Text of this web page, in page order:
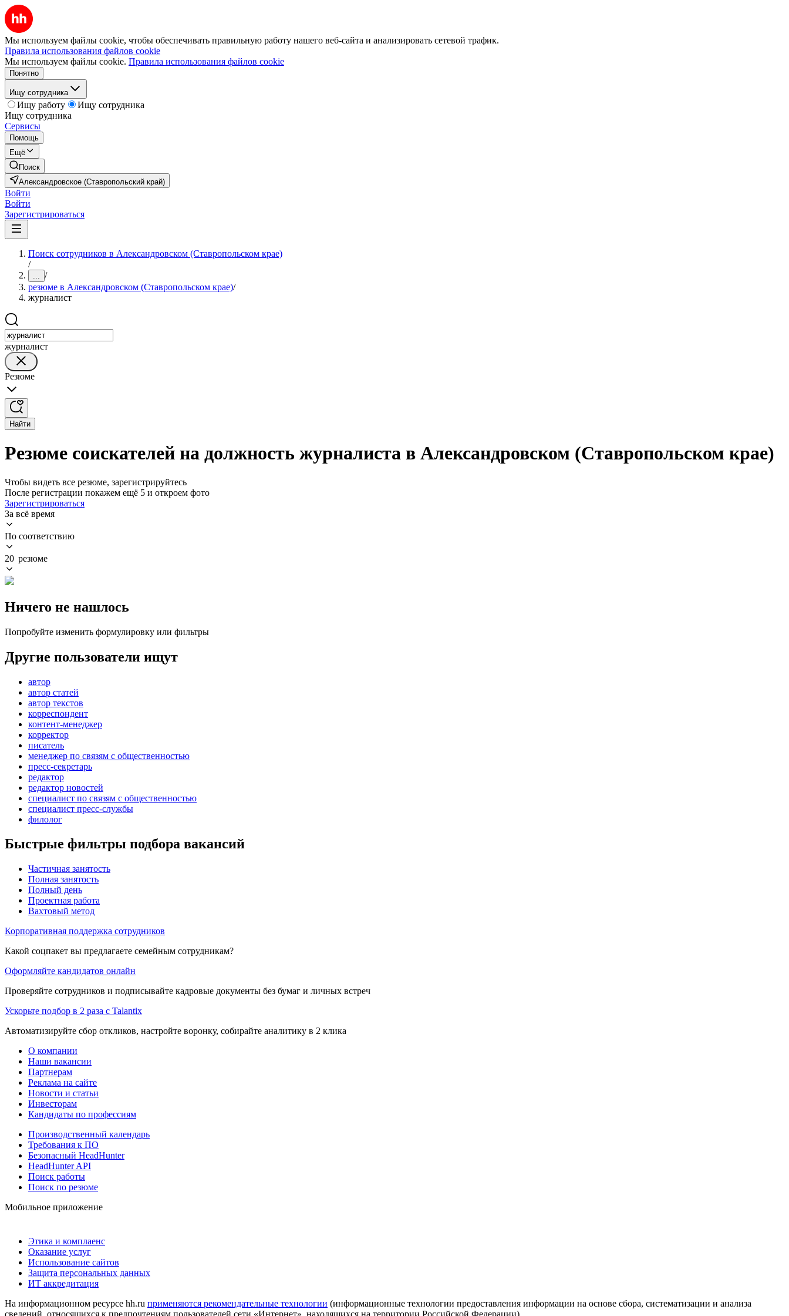
Мы используем файлы cookie, чтобы обеспечивать правильную работу нашего веб-сайта и анализировать сетевой трафик.
Правила использования файлов cookie
Мы используем файлы cookie. Правила использования файлов cookie
Понятно
Ищу сотрудника
Ищу работу
Ищу сотрудника
Ищу сотрудника
Сервисы
Помощь
Ещё
Поиск
Александровское (Ставропольский край)
Войти
Войти
Зарегистрироваться
Поиск сотрудников в Александровском (Ставропольском крае)
/
... /
резюме в Александровском (Ставропольском крае)/
журналист
журналист
Резюме
Найти
Резюме соискателей на должность журналиста в Александровском (Ставропольском крае)
Чтобы видеть все резюме, зарегистрируйтесь
После регистрации покажем ещё 5 и откроем фото
Зарегистрироваться
За всё время
По соответствию
20 резюме
Ничего не нашлось
Попробуйте изменить формулировку или фильтры
Другие пользователи ищут
автор
автор статей
автор текстов
корреспондент
контент-менеджер
корректор
писатель
менеджер по связям с общественностью
пресс-секретарь
редактор
редактор новостей
специалист по связям с общественностью
специалист пресс-службы
филолог
Быстрые фильтры подбора вакансий
Частичная занятость
Полная занятость
Полный день
Проектная работа
Вахтовый метод
Корпоративная поддержка сотрудников
Какой соцпакет вы предлагаете семейным сотрудникам?
Оформляйте кандидатов онлайн
Проверяйте сотрудников и подписывайте кадровые документы без бумаг и личных встреч
Ускорьте подбор в 2 раза с Talantix
Автоматизируйте сбор откликов, настройте воронку, собирайте аналитику в 2 клика
О компании
Наши вакансии
Партнерам
Реклама на сайте
Новости и статьи
Инвесторам
Кандидаты по профессиям
Производственный календарь
Требования к ПО
Безопасный HeadHunter
HeadHunter API
Поиск работы
Поиск по резюме
Мобильное приложение
Этика и комплаенс
Оказание услуг
Использование сайтов
Защита персональных данных
ИТ аккредитация
На информационном ресурсе hh.ru применяются рекомендательные технологии (информационные технологии предоставления информации на основе сбора, систематизации и анализа